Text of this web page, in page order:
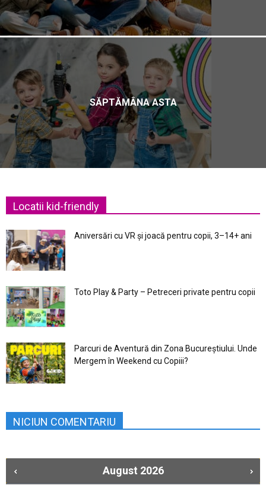
SĂPTĂMÂNA ASTA
Locatii kid-friendly
Aniversări cu VR și joacă pentru copii, 3–14+ ani
Toto Play & Party – Petreceri private pentru copii
Parcuri de Aventură din Zona Bucureştiului. Unde
Mergem în Weekend cu Copiii?
NICIUN COMENTARIU
August 2026